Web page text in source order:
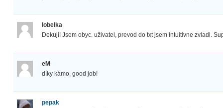
lobelka
Dekuji! Jsem obyc. uživatel, prevod do txt jsem intuitivne zvladl.
eM
díky kámo, good job!
pepak